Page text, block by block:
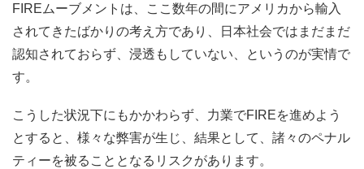
FIREムーブメントは、ここ数年の間にアメリカから輸入
されてきたばかりの考え方であり、日本社会ではまだまだ
認知されておらず、浸透もしていない、というのが実情で
す。
こうした状況下にもかかわらず、力業でFIREを進めよう
とすると、様々な弊害が生じ、結果として、諸々のペナル
ティーを被ることとなるリスクがあります。